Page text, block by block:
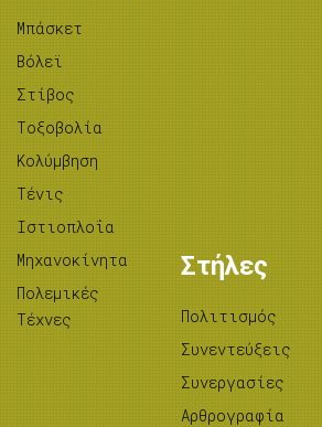
Μπάσκετ
Βόλεϊ
Στίβος
Tοξοβολία
Κολύμβηση
Τένις
Ιστιοπλοΐα
Μηχανοκίνητα
Πολεμικές
Τέχνες
Στήλες
Πολιτισμός
Συνεντεύξεις
Συνεργασίες
Αρθρογραφία